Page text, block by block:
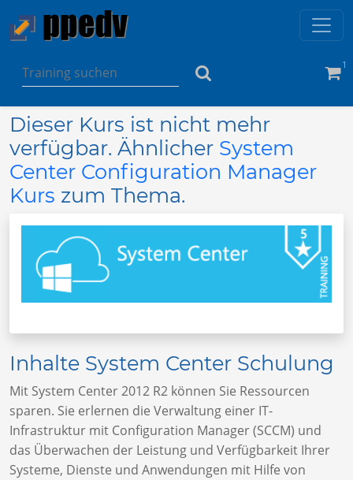
1
Dieser Kurs ist nicht mehr
verfügbar. Ähnlicher System
Center Configuration Manager
Kurs zum Thema.
Inhalte System Center Schulung
Mit System Center 2012 R2 können Sie Ressourcen
sparen. Sie erlernen die Verwaltung einer IT-
Infrastruktur mit Configuration Manager (SCCM) und
das Überwachen der Leistung und Verfügbarkeit Ihrer
Systeme, Dienste und Anwendungen mit Hilfe von